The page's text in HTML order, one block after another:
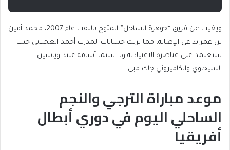
ويغيب عن فريق “جوهرة الساحل” المتوج باللقب عام 2007، محمد أمين
بن عمر بداعي الإصابة، مما يربك حسابات المدرب أحمد العجلاني حيث
سيعتمد على عناصره الاعتيادية ولا سيما أسامة عبيد وياسين
الشيخاوي والكاميروني جاك مبي.
موعد مباراة الترجي والنجم
الساحلي اليوم في دوري أبطال
أفريقيا